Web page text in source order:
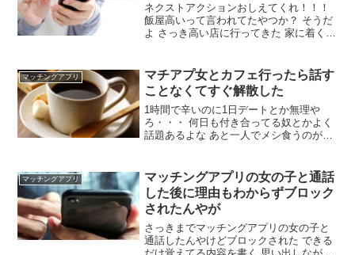
ネクストアクションおしえてくれ！！！
飯屋高いって言われてたやつか？ そうだ
よ さっき高い店に行ってきた 家に着く前
言われた 遊びに行く約束したほうがいい
んじゃない？
マッチングアプリ
マチアプ女とカフェ行ったら話す
ことなくてすぐ解散した
1時間で辛いのに1日デートとか無理や
ろ・・・ 何日も付き合ってる奴とかよく
話題あるよな あと一人でメシ食うのが当
分かる 夕方飲み屋で待ち合わせてちょっ
と駄弁ってホテル直でええのよ
マッチングアプリ
マッチングアプリの女の子と通話
した後に理由もわからずブロック
されたんやが
さっきまでマッチングアプリの女の子と
通話したんやけどブロックされた できる